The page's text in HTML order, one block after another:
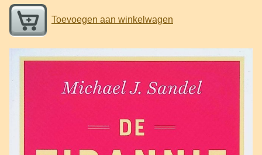
Toevoegen aan winkelwagen